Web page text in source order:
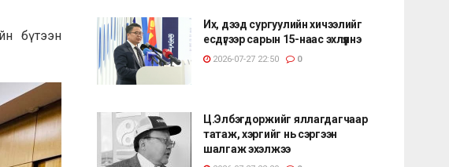
бүтээн
Их, дээд сургуулийн хичээлийг
есдүгээр сарын 15-наас эхлүүлнэ
2026-07-27 22:50 0
Ц.Элбэгдоржийг яллагдагчаар
татаж, хэргийг нь сэргээн
шалгаж эхэлжээ